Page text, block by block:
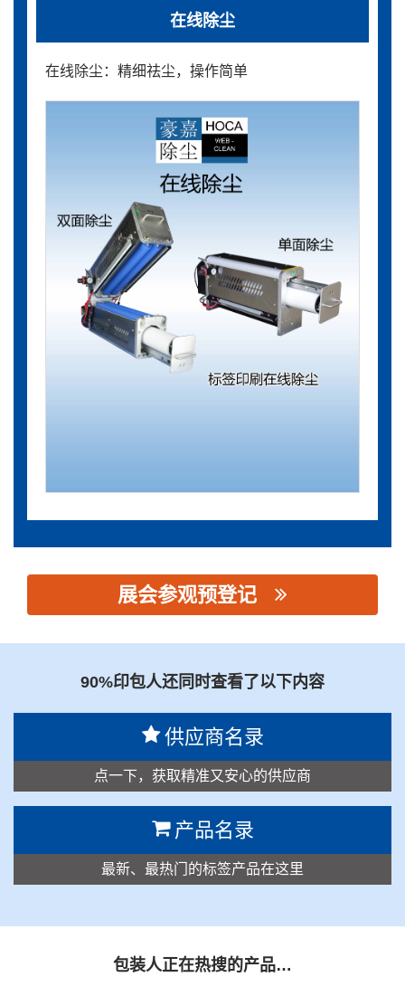
在线除尘
在线除尘：精细祛尘，操作简单
展会参观预登记
90%印包人还同时查看了以下内容
供应商名录
点一下，获取精准又安心的供应商
产品名录
最新、最热门的标签产品在这里
包装人正在热搜的产品…